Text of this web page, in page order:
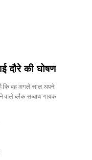
दौरे की घोषणा की
वह अगले साल अपने 'विदाई
वाले ब्लैक सब्बाथ गायक जा रहे